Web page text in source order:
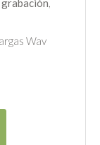
,
Wav